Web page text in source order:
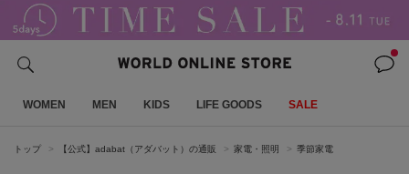
WOMEN MEN KIDS LIFE GOODS SALE
トップ 【公式】adabat（アダバット）の通販 家電・照明 季節家電